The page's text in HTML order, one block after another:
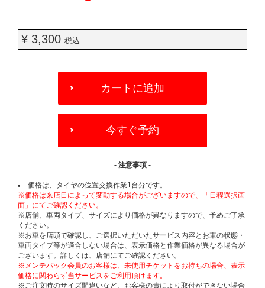
¥ 3,300 税込
OPTIONS
カートに追加
今すぐ予約
- 注意事項 -
価格は、タイヤの位置交換作業1台分です。
※価格は来店日によって変動する場合がございますので、「日程選択画
面」にてご確認ください。
※店舗、車両タイプ、サイズにより価格が異なりますので、予めご了承
ください。
※お車を店頭で確認し、ご選択いただいたサービス内容とお車の状態・
車両タイプ等が適合しない場合は、表示価格と作業価格が異なる場合が
ございます。詳しくは、店舗にてご確認ください。
※メンテパック会員のお客様は、未使用チケットをお持ちの場合、表示
価格に関わらず当サービスをご利用頂けます。
※ご注文時のサイズ間違いなど、お客様の責により取付ができない場合